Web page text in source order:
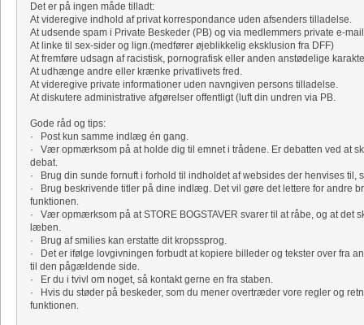
Det er på ingen måde tilladt:
At videregive indhold af privat korrespondance uden afsenders tilladelse.
At udsende spam i Private Beskeder (PB) og via medlemmers private e-
At linke til sex-sider og lign.(medfører øjeblikkelig eksklusion fra DFF)
At fremføre udsagn af racistisk, pornografisk eller anden anstødelige
At udhænge andre eller krænke privatlivets fred.
At videregive private informationer uden navngiven persons tilladelse.
At diskutere administrative afgørelser offentligt (luft din undren via PB.
Gode råd og tips:
· Post kun samme indlæg én gang.
· Vær opmærksom på at holde dig til emnet i trådene. Er debatten ved at
debat.
· Brug din sunde fornuft i forhold til indholdet af websides der henvises til,
· Brug beskrivende titler på dine indlæg. Det vil gøre det lettere for andre
funktionen.
· Vær opmærksom på at STORE BOGSTAVER svarer til at råbe, og at det
læben.
· Brug af smilies kan erstatte dit kropssprog.
· Det er ifølge lovgivningen forbudt at kopiere billeder og tekster over fra
til den pågældende side.
· Er du i tvivl om noget, så kontakt gerne en fra staben.
· Hvis du støder på beskeder, som du mener overtræder vore regler og
funktionen.